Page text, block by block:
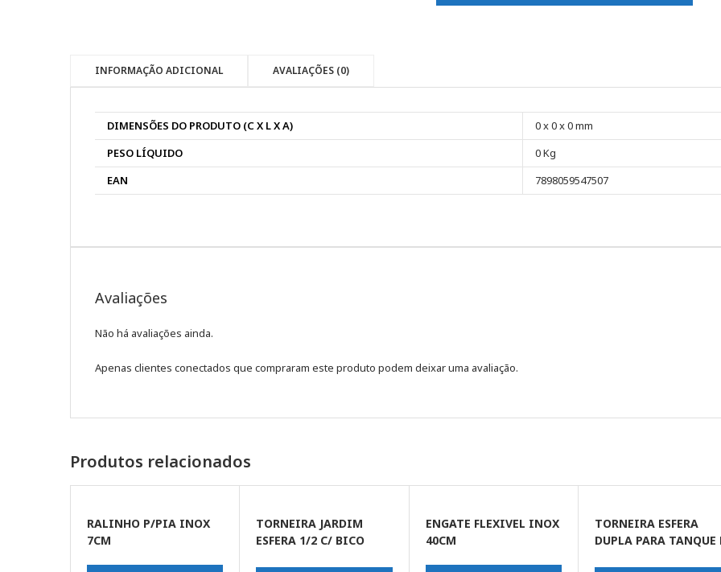
INFORMAÇÃO ADICIONAL AVALIAÇÕES (0)
DIMENSÕES DO PRODUTO (C X L X A)
0 x 0 x 0 mm
PESO LÍQUIDO
0 Kg
EAN
7898059547507
Avaliações
Não há avaliações ainda.
Apenas clientes conectados que compraram este produto podem deixar uma avaliação.
Produtos relacionados
RALINHO P/PIA INOX
7CM
TORNEIRA JARDIM
ESFERA 1/2 C/ BICO
ENGATE FLEXIVEL INOX
40CM
TORNEIRA ESFERA
DUPLA PARA TANQUE